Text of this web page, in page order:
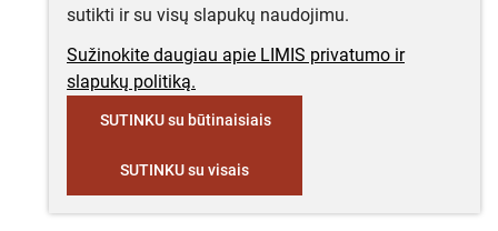
sutikti ir su visų slapukų naudojimu.
Sužinokite daugiau apie LIMIS privatumo ir
slapukų politiką.
SUTINKU su būtinaisiais
SUTINKU su visais